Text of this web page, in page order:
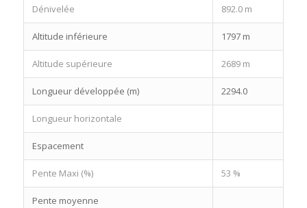
Dénivelée 892.0 m
Altitude inférieure 1797 m
Altitude supérieure 2689 m
Longueur développée (m) 2294.0
Longueur horizontale
Espacement
Pente Maxi (%) 53 %
Pente moyenne